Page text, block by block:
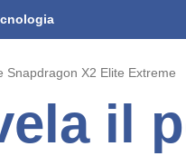
Snapdragon X2 Elite Extreme
il